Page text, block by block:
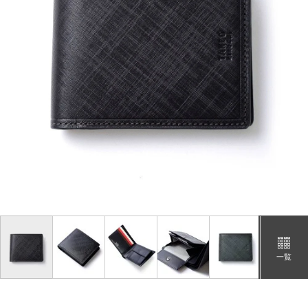
一覧
クロ
在庫なし
再入荷メール登録
「クロ」の在庫がありません。
グリーン
カートに追加
「コン」の在庫がありません。